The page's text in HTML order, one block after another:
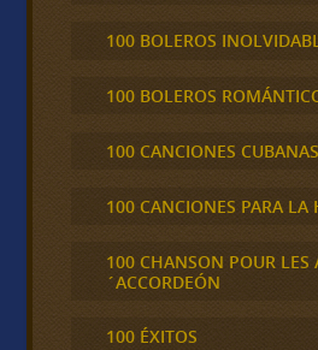
100 BOLEROS
100 BOLEROS
100 CANCIONES
100 CANCIONES PARA LA
100 CHANSON POUR LES
´ACCORDEÓN
100 ÉXITOS